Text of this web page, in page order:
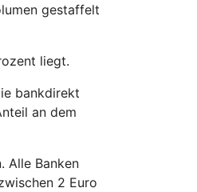
gestaffelt
liegt.
bankdirekt
an dem
Alle Banken
2 Euro